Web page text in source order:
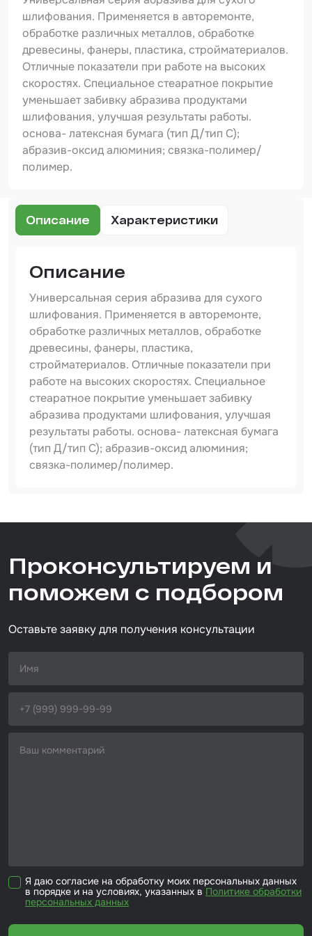
Шпатлевка
Очищающая глина
Грунты
Подложка промежуточная
Герметики
Материалы для вклейки стекол
Набор для вклейки стёкол
Автоэмали
шлифования. Применяется в авторемонте,
обработке различных металлов, обработке
древесины, фанеры, пластика, стройматериалов.
Отличные показатели при работе на высоких
скоростях. Специальное стеаратное покрытие
уменьшает забивку абразива продуктами
шлифования, улучшая результаты работы.
основа- латексная бумага (тип Д/тип С);
абразив-оксид алюминия; связка-полимер/
полимер.
Описание Характеристики
Описание
Универсальная серия абразива для сухого
шлифования. Применяется в авторемонте,
обработке различных металлов, обработке
древесины, фанеры, пластика,
стройматериалов. Отличные показатели при
работе на высоких скоростях. Специальное
стеаратное покрытие уменьшает забивку
абразива продуктами шлифования, улучшая
результаты работы. основа- латексная бумага
(тип Д/тип С); абразив-оксид алюминия;
связка-полимер/полимер.
70мм*420мм
Проконсультируем и
поможем с подбором
Оставьте заявку для получения консультации
Я даю согласие на обработку моих персональных данных
в порядке и на условиях, указанных в Политике обработки
персональных данных